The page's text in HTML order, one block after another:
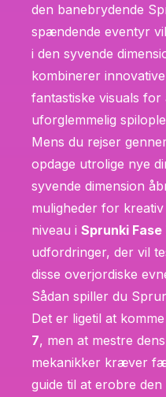
den banebrydende
spændende eventyr
i den syvende
kombinerer
fantastiske visuals for
uforglemmelig
Mens du rejser
opdage utrolige nye
syvende dimension
muligheder for
niveau i Sprunki Fase
udfordringer, der vil
disse overjordiske
Sådan spiller du
Det er ligetil at
7, men at mestre
mekanikker kræver
guide til at erobre den